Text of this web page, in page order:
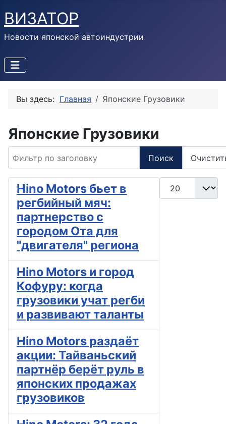
ВИЗАТОР
Новости японской автоиндустрии
Вы здесь: Главная Японские Грузовики
Японские Грузовики
Поиск
Кол-во строк:
Hino Motors бьет в
регбийный мяч:
партнерство с
городом Ота для
"двигателя" региона
Hino Motors и город
Кофуру: когда
грузовики учат регби
и развивают таланты
Hino Motors раздаёт
акции: Тайваньский
партнёр берёт руль в
японских продажах
грузовиков